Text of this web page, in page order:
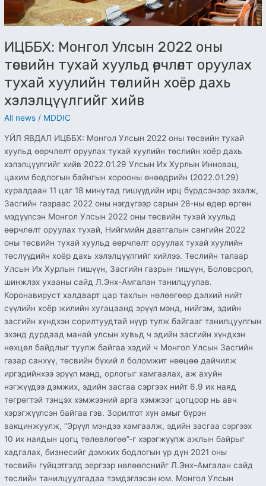
ИЦББХ: Монгол Улсын 2022 оны
төсвийн тухай хуульд өөрчлөлт оруулах
тухай хуулийн төслийн хоёр дахь
хэлэлцүүлгийг хийв
All news / MDDIC
ҮЙЛ ЯВДАЛ ИЦББХ: Монгол Улсын 2022 оны төсвийн тухай
хуульд өөрчлөлт оруулах тухай хуулийн төслийн хоёр дахь
хэлэлцүүлгийг хийв 2022.01.29 Улсын Их Хурлын Инновац,
цахим бодлогын байнгын хорооны өнөөдрийн (2022.01.29)
хуралдаан 11 цаг 18 минутад гишүүдийн ирц бүрдсэнээр эхэлж,
Засгийн газраас 2022 оны нэгдүгээр сарын 28-ны өдөр өргөн
мэдүүлсэн Монгол Улсын 2022 оны төсвийн тухай хуульд
өөрчлөлт оруулах тухай, Нийгмийн даатгалын сангийн 2022
оны төсвийн тухай хуульд өөрчлөлт оруулах тухай хуулийн
төслүүдийн хоёр дахь хэлэлцүүлгийг хийлээ. Төслийн талаар
Улсын Их Хурлын гишүүн, Засгийн газрын гишүүн, Боловсрол,
шинжлэх ухааны сайд Л.Энх-Амгалан танилцуулав.
Коронавируст халдварт цар тахлын нөлөөгөөр дэлхий нийт
сүүлийн хоёр жилийн хугацаанд эрүүл мэнд, нийгэм, эдийн
засгийн хүндхэн сорилтуудтай нүүр тулж байгааг танилцуулгын
эхэнд дурдаад манай улсын хувьд ч эдийн засгийн хүндхэн
нөхцөл байдлыг туулж байгаа хэдий ч Монгол Улсын Засгийн
газар санхүү, төсвийн бүхий л боломжит нөөцөө дайчилж
иргэдийнхээ эрүүл мэнд, орлогыг хамгаалах, аж ахуйн
нэгжүүдээ дэмжих, эдийн засгаа сэргээх нийт 6.9 их наяд
төгрөгтэй тэнцэх хэмжээний арга хэмжээг цогцоор нь авч
хэрэгжүүлсэн байгаа гэв. Зорилтот хүн амыг бүрэн
вакцинжуулж, “Эрүүл мэндээ хамгаалж, эдийн засгаа сэргээх
10 их наядын цогц төлөвлөгөө”-г хэрэгжүүлж ажлын байрыг
хадгалах, бизнесийг дэмжих бодлогын үр дүн 2021 оны
төсвийн гүйцэтгэлд эергээр нөлөөлснийг Л.Энх-Амгалан сайд
төслийн танилцуулгадаа тэмдэглэсэн юм. Монгол Улсын
тухай
хуулийн
хоёр
дахь
хийв